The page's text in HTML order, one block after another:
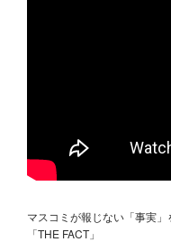
マスコミが報じない「事実
「THE FACT」